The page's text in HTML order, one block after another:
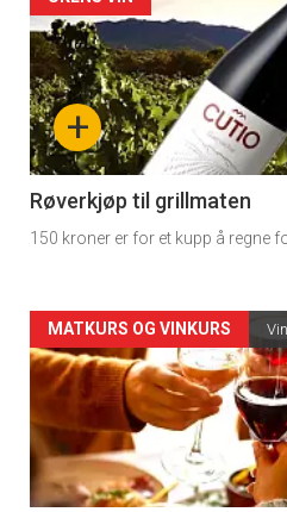
akkurat
nå
-
4
+
Røverkjøp til grillmaten
150 kroner er for et kupp å regne
Forsiden
akkurat
nå
-
MATKURS OG VINKURS